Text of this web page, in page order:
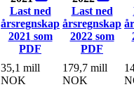
Last ned
årsregnskap
2021 som
PDF
Last ned
årsregnskap
2022som
PDF
35,1 mill
NOK
179,7 mill
NOK